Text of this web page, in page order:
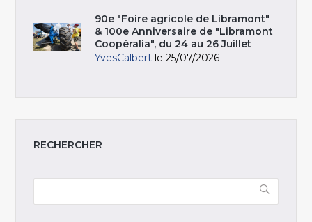
90e "Foire agricole de Libramont"
& 100e Anniversaire de "Libramont
Coopéralia", du 24 au 26 Juillet
YvesCalbert le 25/07/2026
RECHERCHER